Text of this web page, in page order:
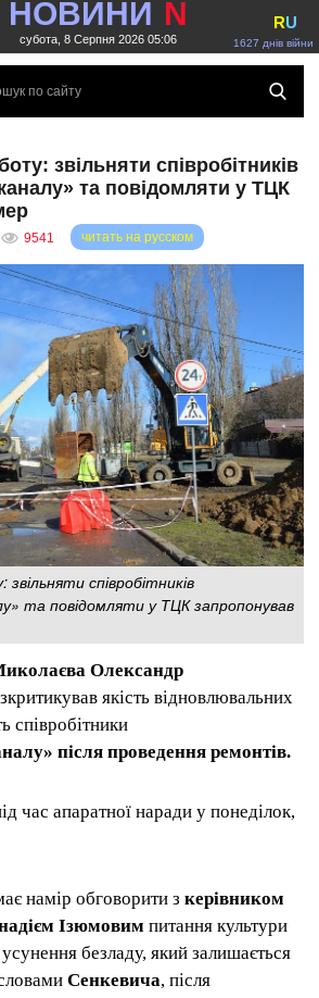
НОВИНИ N
субота, 8 Серпня 2026 05:06 1627 днів війни
RU
звільняти співробітників
та повідомляти у ТЦК
9541 читать на русском
співробітників
та повідомляти у ТЦК запропонував
Олександр
якість відновлювальних
співробітники
після проведення ремонтів.
час апаратної наради у понеділок,
намір обговорити з керівником
Ізюмовим питання культури
безладу, який залишається
Сенкевича, після